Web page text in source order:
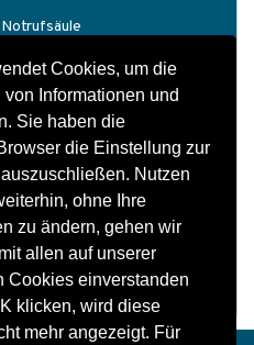
Cookies, um die
Informationen und
Sie haben die
die Einstellung zur
Nutzen
ohne Ihre
zu ändern, gehen wir
allen auf unserer
Cookies einverstanden
klicken, wird diese
mehr angezeigt. Für